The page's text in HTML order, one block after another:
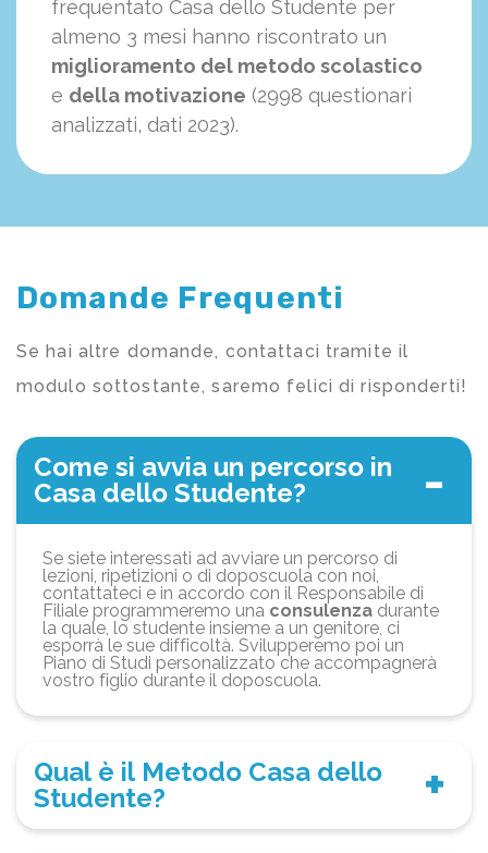
frequentato Casa dello Studente per
almeno 3 mesi hanno riscontrato un
miglioramento del metodo scolastico
e della motivazione (2998 questionari
analizzati, dati 2023).
Domande Frequenti
Se hai altre domande, contattaci tramite il
modulo sottostante, saremo felici di risponderti!
Come si avvia un percorso in
Casa dello Studente?
Se siete interessati ad avviare un percorso di
lezioni, ripetizioni o di doposcuola con noi,
contattateci e in accordo con il Responsabile di
Filiale programmeremo una consulenza durante
la quale, lo studente insieme a un genitore, ci
esporrà le sue difficoltà. Svilupperemo poi un
Piano di Studi personalizzato che accompagnerà
vostro figlio durante il doposcuola.
Qual è il Metodo Casa dello
Studente?